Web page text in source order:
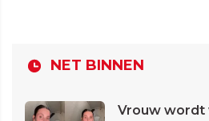
NET BINNEN
Vrouw wordt